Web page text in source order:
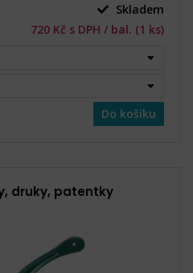
Skladem
720 Kč s DPH / bal. (1 ks)
Do košíku
druky, patentky